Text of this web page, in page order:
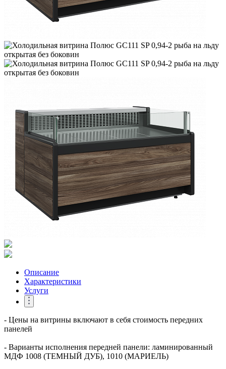
Описание
Характеристики
Услуги
- Цены на витрины включают в себя стоимость передних
панелей
- Варианты исполнения передней панели: ламинированный
МДФ 1008 (ТЕМНЫЙ ДУБ), 1010 (МАРИЕЛЬ)